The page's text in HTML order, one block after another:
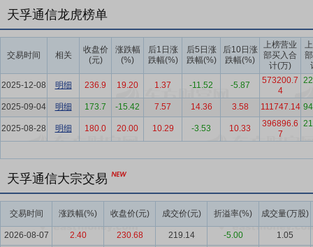
的电信业务总量同比增长9.1%。截至2025年底，全国移动电话基站
万个，5G基站占移动电话基站总数达37.6%，占比较上年末提升4个百
激光雷达行业
全球车载激光雷达市场正步入高速增长通道
至2030年的35.6亿美元，期间年复合增长率（CAGR）达24%，市
容，同时激光雷达在自动驾驶与半导体产业中的核心作用也将进一步
要点7：企业文化优势
互联网、大数据、人工智能为人类生产和生
球光互连领域领先的一站式平台型技术企业，公司始终坚持“万品入精
要点8：产品垂直整合和快速交付优势
经过二十余年砥砺耕耘，公司
技术平台、高速光引擎设计与封装技术平台等创新技术平台，并且通
光器件较为齐备品类的器件研发、规模量产能力以及光学封装能力，
原材料成型，零件设计制造，成品组装，到测试/封装，全工序厂内生
要点9：领先的研发与创新能力
公司自上市以来，持续保持高强度
力，长期保持公司在细分领域的技术领先性，同时也为客户新品研发
天孚通信龙虎榜单
交易时间 相关
收盘价
(元)
涨跌幅
(%)
后1日涨
跌幅(%)
后5日涨
跌幅(%)
后10日涨
跌幅(%)
上榜营业
部买入合
计(万)
2025-12-08
明细 236.9 19.20 1.37 -11.52 -5.87
573200.7
4
2025-09-04 明细 173.7 -15.42 7.57 14.36 3.58 111747.14
2025-08-28 明细 180.0 20.00 10.29 -3.53 10.33
396896.6
7
天孚通信大宗交易
交易时间 涨跌幅(%) 收盘价(元) 成交价(元) 折溢率(%) 成交量(万股)
2026-08-07 2.40 230.68 219.14 -5.00
1.05